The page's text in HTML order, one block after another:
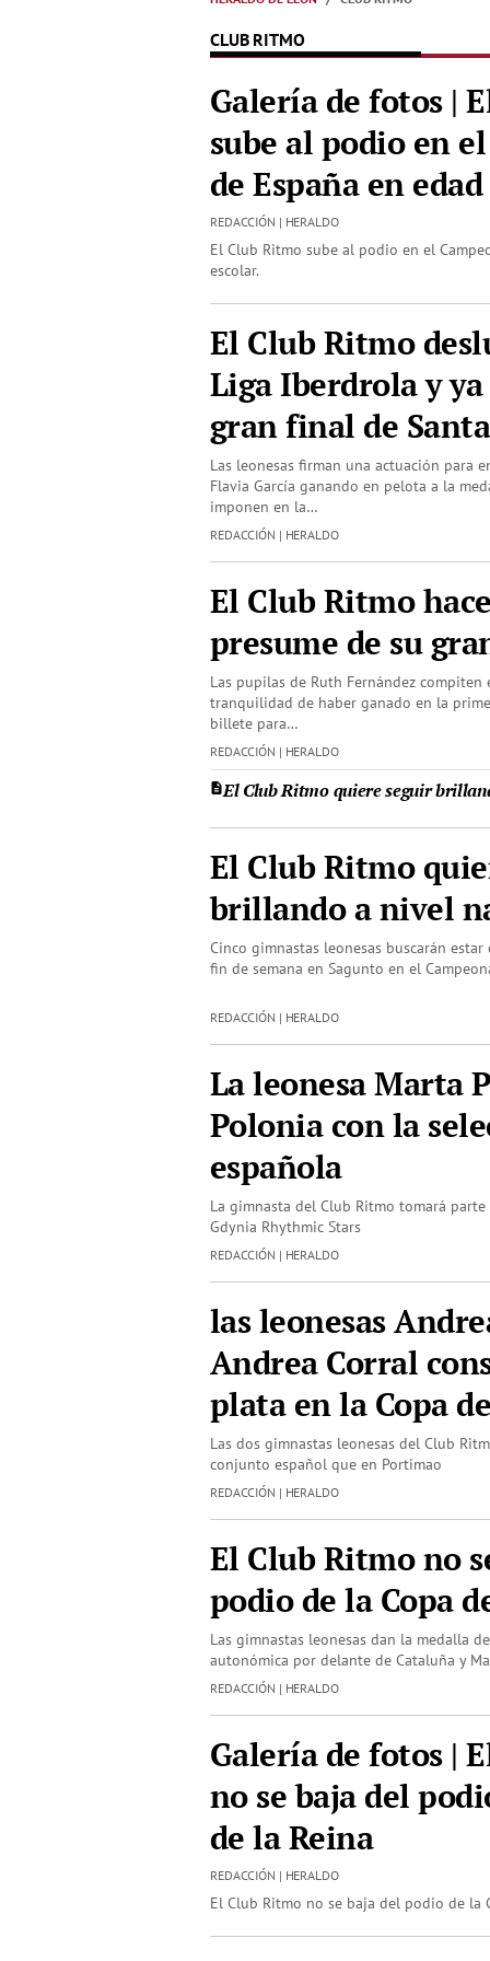
CLUB RITMO
Galería de fotos |
sube al podio en
de España en
REDACCIÓN | HERALDO
El Club Ritmo sube al podio en el
escolar.
El Club Ritmo
Liga Iberdrola y
gran final de
Las leonesas firman una actuación para
Flavia García ganando en pelota a la
imponen en la…
REDACCIÓN | HERALDO
El Club Ritmo
presume de su
Las pupilas de Ruth Fernández compiten
tranquilidad de haber ganado en la
billete para…
REDACCIÓN | HERALDO
El Club Ritmo quiere seguir
El Club Ritmo
brillando a nivel
Cinco gimnastas leonesas buscarán
fin de semana en Sagunto en el
REDACCIÓN | HERALDO
La leonesa Marta
Polonia con la
española
La gimnasta del Club Ritmo tomará
Gdynia Rhythmic Stars
REDACCIÓN | HERALDO
las leonesas
Andrea Corral
plata en la Copa
Las dos gimnastas leonesas del Club
conjunto español que en Portimao
REDACCIÓN | HERALDO
El Club Ritmo no
podio de la Copa
Las gimnastas leonesas dan la medalla
autonómica por delante de Cataluña y
REDACCIÓN | HERALDO
Galería de fotos |
no se baja del
de la Reina
REDACCIÓN | HERALDO
El Club Ritmo no se baja del podio de la